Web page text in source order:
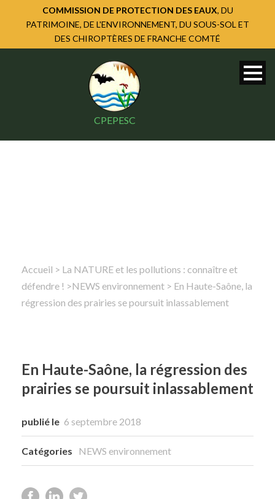
COMMISSION DE PROTECTION DES EAUX, DU
PATRIMOINE, DE L'ENVIRONNEMENT, DU SOUS-SOL ET
DES CHIROPTÈRES DE FRANCHE COMTÉ
CPEPESC
Rechercher
Accueil > La NATURE et les pollutions : connaître et
défendre ! >NEWS environnement > En Haute-Saône, la
régression des prairies se poursuit inlassablement
En Haute-Saône, la régression des
prairies se poursuit inlassablement
publié le 6 septembre 2018
Catégories NEWS environnement